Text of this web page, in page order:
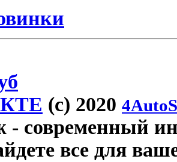
(c) 2020
- современный
все для